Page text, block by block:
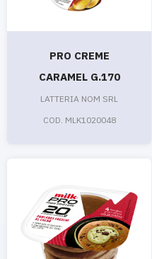
PRO CREME
CARAMEL G.170
LATTERIA NOM SRL
COD. MLK1020048